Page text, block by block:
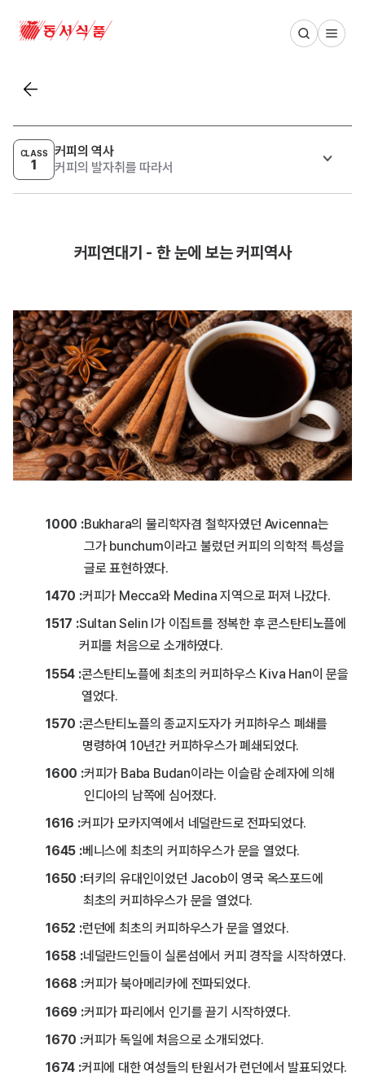
동서식품 메인 페이지
목록보기
CLASS
1
커피의 역사
커피의 발자취를 따라서
커피연대기 - 한 눈에 보는 커피역사
1000 :Bukhara의 물리학자겸 철학자였던 Avicenna는
그가 bunchum이라고 불렀던 커피의 의학적 특성을
글로 표현하였다.
1470 :커피가 Mecca와 Medina 지역으로 퍼져 나갔다.
1517 :Sultan Selin Ⅰ가 이집트를 정복한 후 콘스탄티노플에
커피를 처음으로 소개하였다.
1554 :콘스탄티노플에 최초의 커피하우스 Kiva Han이 문을
열었다.
1570 :콘스탄티노플의 종교지도자가 커피하우스 폐쇄를
명령하여 10년간 커피하우스가 폐쇄되었다.
1600 :커피가 Baba Budan이라는 이슬람 순례자에 의해
인디아의 남쪽에 심어졌다.
1616 :커피가 모카지역에서 네덜란드로 전파되었다.
1645 :베니스에 최초의 커피하우스가 문을 열었다.
1650 :터키의 유대인이었던 Jacob이 영국 옥스포드에
최초의 커피하우스가 문을 열었다.
1652 :런던에 최초의 커피하우스가 문을 열었다.
1658 :네덜란드인들이 실론섬에서 커피 경작을 시작하였다.
1668 :커피가 북아메리카에 전파되었다.
1669 :커피가 파리에서 인기를 끌기 시작하였다.
1670 :커피가 독일에 처음으로 소개되었다.
1674 :커피에 대한 여성들의 탄원서가 런던에서 발표되었다.